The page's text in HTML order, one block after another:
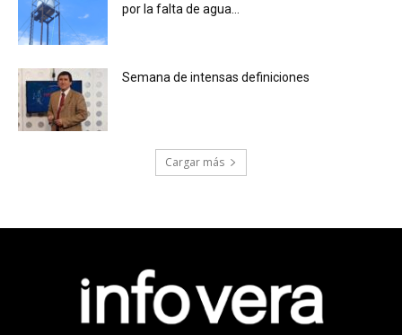
por la falta de agua...
Semana de intensas definiciones
Cargar más